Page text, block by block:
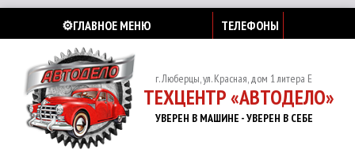
⚙️ГЛАВНОЕ МЕНЮ ТЕЛЕФОНЫ
г. Люберцы, ул. Красная, дом 1 литера Е
ТЕХЦЕНТР «АВТОДЕЛО»
УВЕРЕН В МАШИНЕ - УВЕРЕН В СЕБЕ